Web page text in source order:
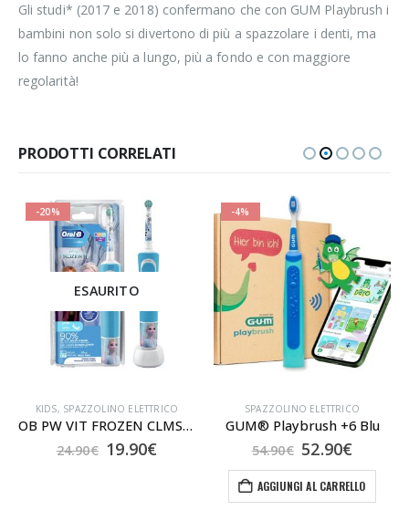
Gli studi* (2017 e 2018) confermano che con GUM Playbrush i
bambini non solo si divertono di più a spazzolare i denti, ma
lo fanno anche più a lungo, più a fondo e con maggiore
regolarità!
PRODOTTI CORRELATI
-20%
ESAURITO
KIDS, SPAZZOLINO ELETTRICO
OB PW VIT FROZEN CLMS Età da 3 Anni
24.90€ Il
19.90€Il
-4%
SPAZZOLINO ELETTRICO
GUM® Playbrush +6 Blu
54.90€ Il
prezzo
originale
era:
52.90€Il
prezzo
è:
AGGIUNGI AL CARRELLO